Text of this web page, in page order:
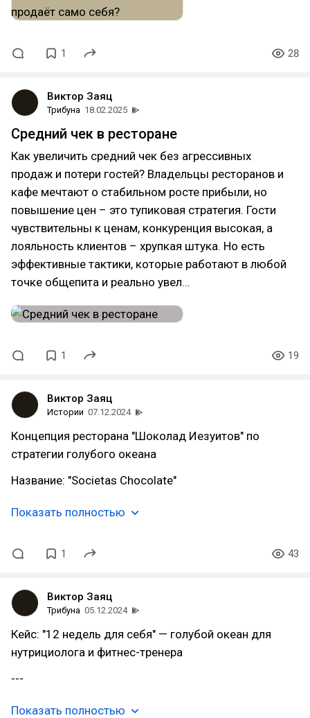
1 28
Виктор Заяц
Трибуна 18.02.2025
Средний чек в ресторане
Как увеличить средний чек без агрессивных
продаж и потери гостей? Владельцы ресторанов и
кафе мечтают о стабильном росте прибыли, но
повышение цен – это тупиковая стратегия. Гости
чувствительны к ценам, конкуренция высокая, а
лояльность клиентов – хрупкая штука. Но есть
эффективные тактики, которые работают в любой
точке общепита и реально увел…
1 19
Виктор Заяц
Истории 07.12.2024
Концепция ресторана "Шоколад Иезуитов" по
стратегии голубого океана
Название: "Societas Chocolate"
Показать полностью
1 43
Виктор Заяц
Трибуна 05.12.2024
Кейс: "12 недель для себя" — голубой океан для
нутрициолога и фитнес-тренера
---
Показать полностью